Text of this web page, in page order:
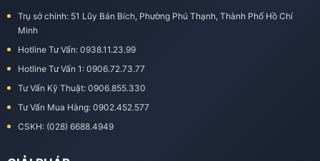
Trụ sở chính: 51 Lũy Bán Bích, Phường Phú Thạnh, Thành Phố Hồ Chí
Minh
Hotline Tư Vấn: 0938.11.23.99
Hotline Tư Vấn 1: 0906.72.73.77
Tư Vấn Kỹ Thuật: 0906.855.330
Tư Vấn Mua Hàng: 0902.452.577
CSKH: (028) 6688.4949